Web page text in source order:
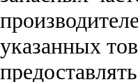
указанных